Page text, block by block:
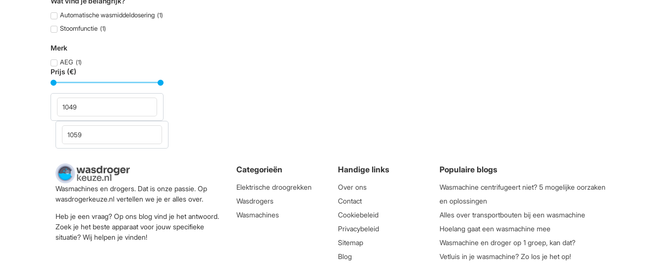
Automatische wasmiddeldosering (1)
Stoomfunctie (1)
Merk
AEG (1)
Prijs (€)
Wasmachines en drogers. Dat is onze passie. Op
wasdrogerkeuze.nl vertellen we je er alles over.
Heb je een vraag? Op ons blog vind je het antwoord.
Zoek je het beste apparaat voor jouw specifieke
situatie? Wij helpen je vinden!
Categorieën
Elektrische droogrekken
Wasdrogers
Wasmachines
Handige links
Over ons
Contact
Cookiebeleid
Privacybeleid
Sitemap
Blog
Populaire blogs
Wasmachine centrifugeert niet? 5 mogelijke oorzaken
en oplossingen
Alles over transportbouten bij een wasmachine
Hoelang gaat een wasmachine mee
Wasmachine en droger op 1 groep, kan dat?
Vetluis in je wasmachine? Zo los je het op!